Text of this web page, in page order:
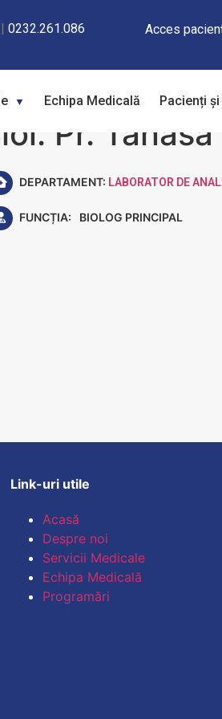
| 0232.261.086 Acces
Echipa Medicală Pacienți
Pr.
DEPARTAMENT: LABORATOR DE
FUNCȚIA: BIOLOG PRINCIPAL
Link-uri utile
Acasă
Despre noi
Servicii Medicale
Echipa Medicală
Programări